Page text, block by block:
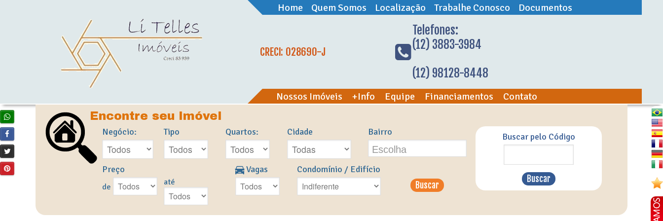
Home Quem Somos Localização Trabalhe Conosco Documentos
CRECI: 028690-J
Telefones:
(12) 3883-3984
(12) 98128-8448
Nossos Imóveis +Info Equipe Financiamentos Contato
Encontre seu Imóvel
Negócio: Tipo Quartos: Cidade
Bairro
Escolha
Preço
de até
Vagas Condomínio / Edifício
Buscar pelo Código